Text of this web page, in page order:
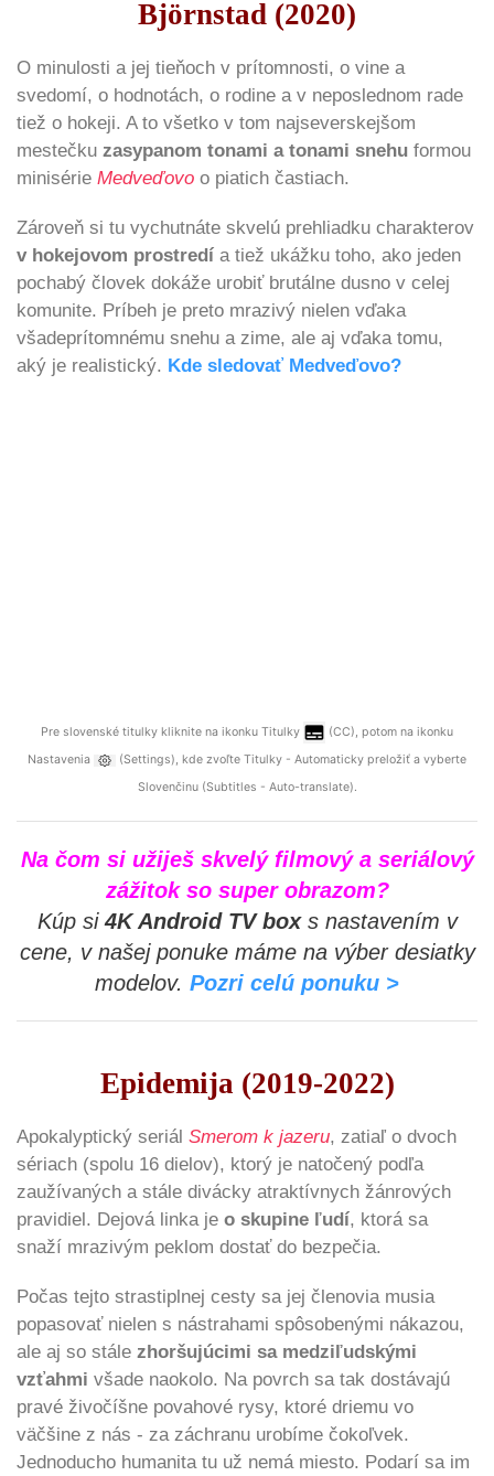
Björnstad (2020)
O minulosti a jej tieňoch v prítomnosti, o vine a
svedomí, o hodnotách, o rodine a v neposlednom rade
tiež o hokeji. A to všetko v tom najseverskejšom
mestečku zasypanom tonami a tonami snehu formou
minisérie Medveďovo o piatich častiach.
Zároveň si tu vychutnáte skvelú prehliadku charakterov
v hokejovom prostredí a tiež ukážku toho, ako jeden
pochabý človek dokáže urobiť brutálne dusno v celej
komunite. Príbeh je preto mrazivý nielen vďaka
všadeprítomnému snehu a zime, ale aj vďaka tomu,
aký je realistický. Kde sledovať Medveďovo?
Pre slovenské titulky kliknite na ikonku Titulky
(CC), potom na ikonku
Nastavenia
(Settings), kde zvoľte Titulky - Automaticky preložiť a vyberte
Slovenčinu (Subtitles - Auto-translate).
Na čom si užiješ skvelý filmový a seriálový
zážitok so super obrazom?
Kúp si4K Android TV boxs nastavením v
cene, v našej ponuke máme na výber desiatky
modelov. Pozri celú ponuku >
Epidemija (2019-2022)
Apokalyptický seriál Smerom k jazeru, zatiaľ o dvoch
sériach (spolu 16 dielov), ktorý je natočený podľa
zaužívaných a stále divácky atraktívnych žánrových
pravidiel. Dejová linka je o skupine ľudí, ktorá sa
snaží mrazivým peklom dostať do bezpečia.
Počas tejto strastiplnej cesty sa jej členovia musia
popasovať nielen s nástrahami spôsobenými nákazou,
ale aj so stále zhoršujúcimi sa medziľudskými
vzťahmi všade naokolo. Na povrch sa tak dostávajú
pravé živočíšne povahové rysy, ktoré driemu vo
väčšine z nás - za záchranu urobíme čokoľvek.
Jednoducho humanita tu už nemá miesto. Podarí sa im